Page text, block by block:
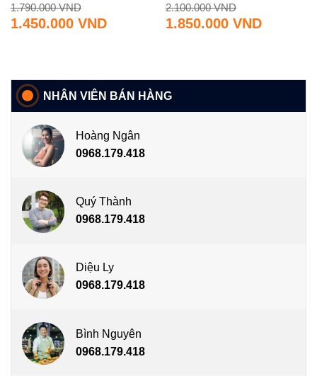
1.790.000VND
Giá
là:
1.450.000 VND
Giá
tại
2.100.000VND
Giá
là:
1.850.000 VND
Giá
tại
NHÂN VIÊN BÁN HÀNG
Hoàng Ngân
0968.179.418
Quý Thành
0968.179.418
Diệu Ly
0968.179.418
Bình Nguyên
0968.179.418